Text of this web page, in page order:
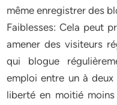
même enregistrer des
Faiblesses: Cela peut
amener des visiteurs
qui blogue
emploi entre un à
liberté en moitié